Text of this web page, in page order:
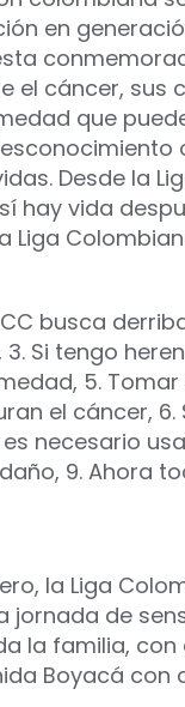
en
el cáncer, sus
que
Desde la
vida
Liga
busca
Si tengo
5.
el cáncer, 6.
necesario
9. Ahora
la Liga
jornada de
la familia,
Boyacá con